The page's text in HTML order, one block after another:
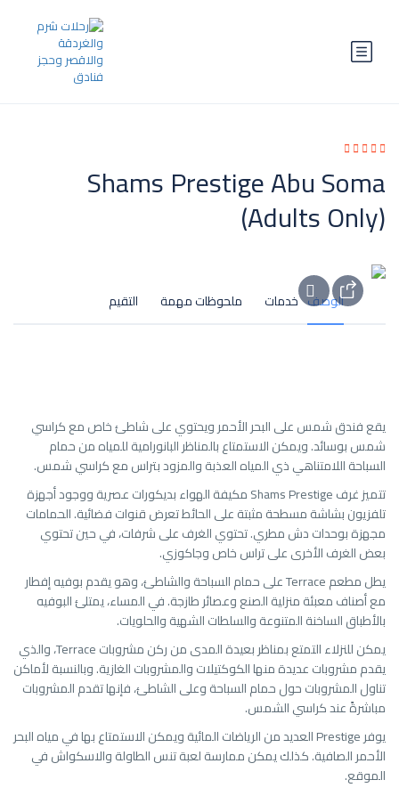
Shams Prestige Abu Soma
(Adults Only)
الوصف خدمات ملحوظات مهمة التقيم
يقع فندق شمس على البحر الأحمر ويحتوي على شاطئ خاص مع كراسي
شمس بوسائد. ويمكن الاستمتاع بالمناظر البانورامية للمياه من حمام
السباحة اللامتناهي ذي المياه العذبة والمزود بتراس مع كراسي شمس.
تتميز غرف Shams Prestige مكيفة الهواء بديكورات عصرية ووجود أجهزة
تلفزيون بشاشة مسطحة مثبتة على الحائط تعرض قنوات فضائية. الحمامات
مجهزة بوحدات دش مطري. تحتوي الغرف على شرفات، في حين تحتوي
بعض الغرف الأخرى على تراس خاص وجاكوزي.
يطل مطعم Terrace على حمام السباحة والشاطئ، وهو يقدم بوفيه إفطار
مع أصناف معبئة منزلية الصنع وعصائر طازجة. في المساء، يمتلئ البوفيه
بالأطباق الساخنة المتنوعة والسلطات الشهية والحلويات.
يمكن للنزلاء التمتع بمناظر بعيدة المدى من ركن مشروبات Terrace، والذي
يقدم مشروبات عديدة منها الكوكتيلات والمشروبات الغازية. وبالنسبة لأماكن
تناول المشروبات حول حمام السباحة وعلى الشاطئ، فإنها تقدم المشروبات
مباشرةً عند كراسي الشمس.
يوفر Prestige العديد من الرياضات المائية ويمكن الاستمتاع بها في مياه البحر
الأحمر الصافية. كذلك يمكن ممارسة لعبة تنس الطاولة والاسكواش في
الموقع.